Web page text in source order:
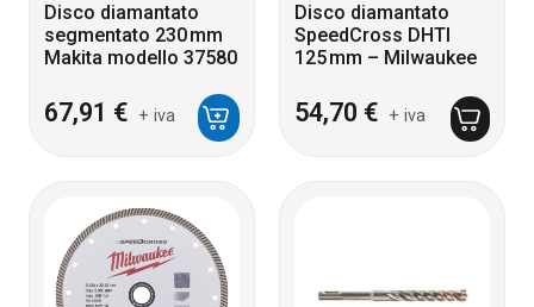
Disco diamantato
segmentato 230 mm
Makita modello 37580
67,91 € + iva
Disco diamantato
SpeedCross DHTI
125 mm – Milwaukee
54,70 € + iva